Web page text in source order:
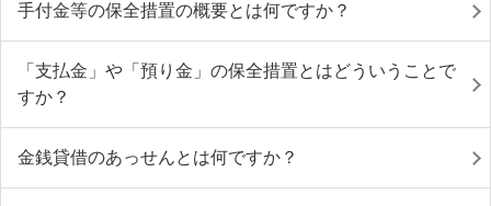
手付金等の保全措置の概要とは何ですか？
「支払金」や「預り金」の保全措置とはどういうことで
すか？
金銭貸借のあっせんとは何ですか？